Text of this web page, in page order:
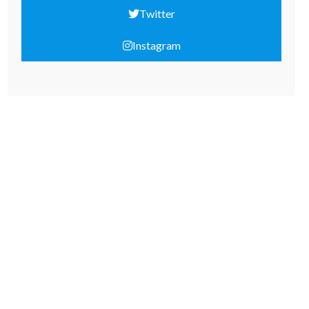
Twitter
Instagram